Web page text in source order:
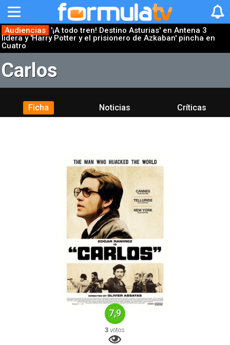
Audiencias
'¡A todo tren! Destino Asturias' en Antena 3
lidera y 'Harry Potter y el prisionero de Azkaban' pincha en
Cuatro
Carlos
Ficha Noticias Críticas
7,9
3 votos